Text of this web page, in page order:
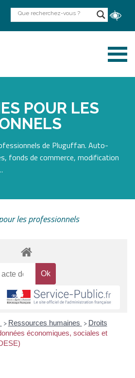
POUR LES
de Pluguffan. Auto-
fonds de commerce, modification
les professionnels
> Ressources humaines > Droits
économiques, sociales et